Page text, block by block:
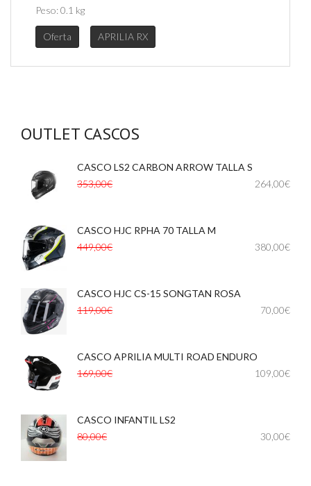
Peso:0.1 kg
Oferta APRILIA RX
OUTLET CASCOS
CASCO LS2 CARBON ARROW TALLA S
353,00€
264,00€
CASCO HJC RPHA 70 TALLA M
449,00€
380,00€
CASCO HJC CS-15 SONGTAN ROSA
119,00€
70,00€
CASCO APRILIA MULTI ROAD ENDURO
169,00€
109,00€
CASCO INFANTIL LS2
80,00€
30,00€